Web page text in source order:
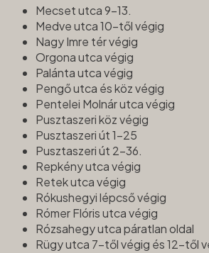
Mecset utca 9-13.
Medve utca 10-től végig
Nagy Imre tér végig
Orgona utca végig
Palánta utca végig
Pengő utca és köz végig
Pentelei Molnár utca végig
Pusztaszeri köz végig
Pusztaszeri út 1-25
Pusztaszeri út 2-36.
Repkény utca végig
Retek utca végig
Rókushegyi lépcső végig
Rómer Flóris utca végig
Rózsahegy utca páratlan oldal
Rügy utca 7-től végig és 12-től